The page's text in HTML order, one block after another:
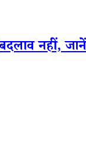
नहीं,